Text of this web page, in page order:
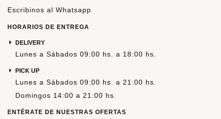
Escribinos al Whatsapp
HORARIOS DE ENTREGA
DELIVERY
Lunes a Sábados 09:00 hs. a 18:00 hs.
PICK UP
Lunes a Sábados 09:00 hs. a 21:00 hs.
Domingos 14:00 a 21:00 hs.
ENTÉRATE DE NUESTRAS OFERTAS